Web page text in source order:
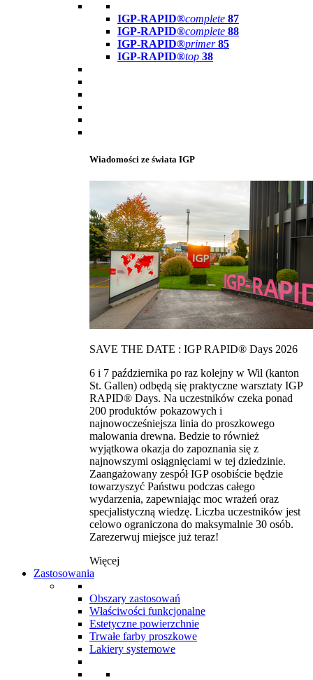
IGP-RAPID®complete 87
IGP-RAPID®complete 88
IGP-RAPID®primer 85
IGP-RAPID®top 38
Wiadomości ze świata IGP
SAVE THE DATE : IGP RAPID® Days 2026
6 i 7 października po raz kolejny w Wil (kanton
St. Gallen) odbędą się praktyczne warsztaty IGP
RAPID® Days. Na uczestników czeka ponad
200 produktów pokazowych i
najnowocześniejsza linia do proszkowego
malowania drewna. Bedzie to również
wyjątkowa okazja do zapoznania się z
najnowszymi osiągnięciami w tej dziedzinie.
Zaangażowany zespół IGP osobiście będzie
towarzyszyć Państwu podczas całego
wydarzenia, zapewniając moc wrażeń oraz
specjalistyczną wiedzę. Liczba uczestników jest
celowo ograniczona do maksymalnie 30 osób.
Zarezerwuj miejsce już teraz!
Więcej
Zastosowania
Obszary zastosowań
Właściwości funkcjonalne
Estetyczne powierzchnie
Trwałe farby proszkowe
Lakiery systemowe